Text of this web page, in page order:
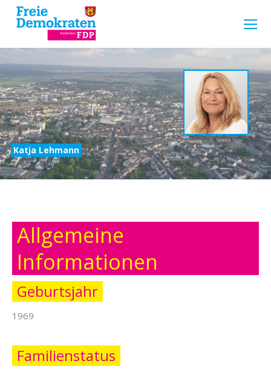
Katja Lehmann
Allgemeine
Informationen
Geburtsjahr
1969
Familienstatus